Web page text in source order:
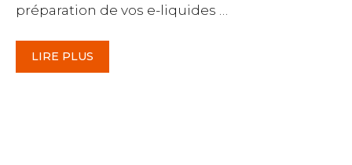
préparation de vos e-liquides …
LIRE PLUS